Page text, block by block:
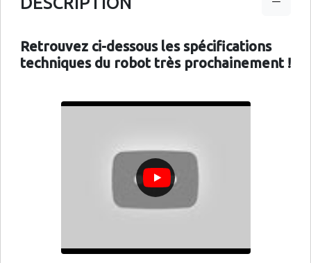
Retrouvez ci-dessous les spécifications
techniques du robot très prochainement !